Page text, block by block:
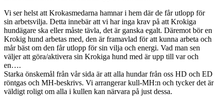
Vi ser helst att Krokasmedarna hamnar i hem där de får utlopp för
sin arbetsvilja. Detta innebär att vi har inga krav på att Krokiga
hundägare ska eller måste tävla, det är ganska egalt. Däremot bör en
Krokig hund arbetas med, den är framavlad för att kunna arbeta och
mår bäst om den får utlopp för sin vilja och energi. Vad man sen
väljer att göra/aktivera sin Krokiga hund med är upp till var och
en….
Starka önskemål från vår sida är att alla hundar från oss HD och ED
röntgas och MH-beskrivs. Vi arrangerar kull-MH:n och tycker det är
väldigt roligt om alla i kullen kan närvara på just dessa.